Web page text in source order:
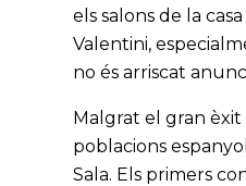
els salons de la
Valentini,
no és arriscat
Malgrat el gran
poblacions
Sala. Els primers